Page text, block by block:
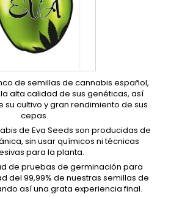
de semillas de cannabis español,
alta calidad de sus genéticas, así
cultivo y gran rendimiento de sus
cepas.
de Eva Seeds son producidas de
sin usar químicos ni técnicas
para la planta.
de pruebas de germinación para
del 99,99% de nuestras semillas de
así una grata experiencia final.